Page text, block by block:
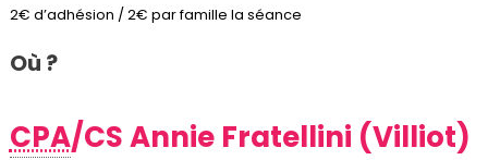
2€ d’adhésion / 2€ par famille la séance
Où ?
CPA/CS Annie Fratellini (Villiot)